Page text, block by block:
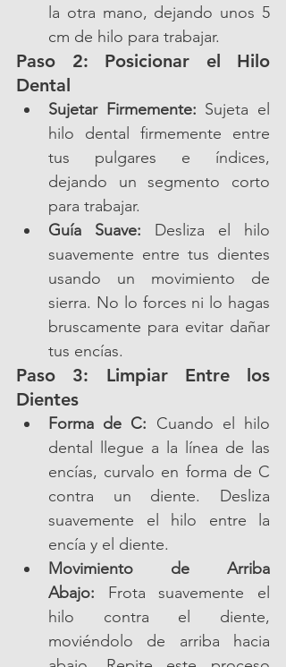
la otra mano, dejando unos 5
cm de hilo para trabajar.
Paso 2: Posicionar el Hilo
Dental
Sujetar Firmemente: Sujeta el
hilo dental firmemente entre
tus pulgares e índices,
dejando un segmento corto
para trabajar.
Guía Suave: Desliza el hilo
suavemente entre tus dientes
usando un movimiento de
sierra. No lo forces ni lo hagas
bruscamente para evitar dañar
tus encías.
Paso 3: Limpiar Entre los
Dientes
Forma de C: Cuando el hilo
dental llegue a la línea de las
encías, curvalo en forma de C
contra un diente. Desliza
suavemente el hilo entre la
encía y el diente.
Movimiento de Arriba
Abajo: Frota suavemente el
hilo contra el diente,
moviéndolo de arriba hacia